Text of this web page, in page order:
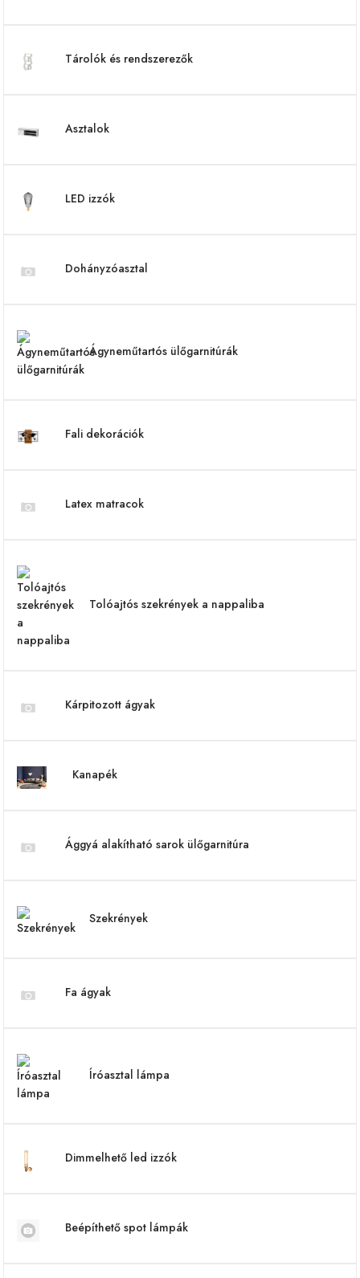
Tárolók és rendszerezők
Asztalok
LED izzók
Dohányzóasztal
Ágyneműtartós ülőgarnitúrák
Fali dekorációk
Latex matracok
Tolóajtós szekrények a nappaliba
Kárpitozott ágyak
Kanapék
Ággyá alakítható sarok ülőgarnitúra
Szekrények
Fa ágyak
Íróasztal lámpa
Dimmelhető led izzók
Beépíthető spot lámpák